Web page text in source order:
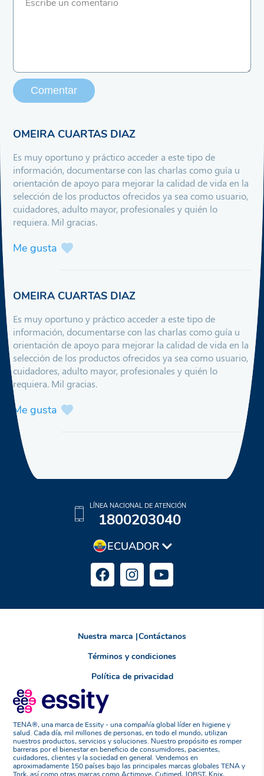
Comentar
OMEIRA CUARTAS DIAZ
Es muy oportuno y práctico acceder a este tipo de
información, documentarse con las charlas como guía u
orientación de apoyo para mejorar la calidad de vida en la
selección de los productos ofrecidos ya sea como usuario,
cuidadores, adulto mayor, profesionales y quién lo
requiera. Mil gracias.
Me gusta
OMEIRA CUARTAS DIAZ
Es muy oportuno y práctico acceder a este tipo de
información, documentarse con las charlas como guía u
orientación de apoyo para mejorar la calidad de vida en la
selección de los productos ofrecidos ya sea como usuario,
cuidadores, adulto mayor, profesionales y quién lo
requiera. Mil gracias.
Me gusta
ECUADOR
LÍNEA NACIONAL DE ATENCIÓN
1800203040
Nuestra marca |Contáctanos
Términos y condiciones
Política de privacidad
TENA®, una marca de Essity - una compañía global líder en higiene y
salud. Cada día, mil millones de personas, en todo el mundo, utilizan
nuestros productos, servicios y soluciones. Nuestro propósito es romper
barreras por el bienestar en beneficio de consumidores, pacientes,
cuidadores, clientes y la sociedad en general. Vendemos en
aproximadamente 150 países bajo las principales marcas globales TENA y